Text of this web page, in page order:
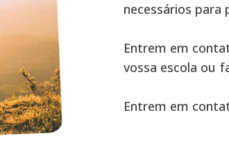
necessários para
Entrem em
vossa escola ou
Entrem em